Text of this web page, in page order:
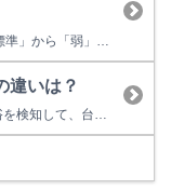
冬期など肌寒く（気流感）を感じる場合は、「標準」から「弱」または「冬期」に切り替えていただくか（図-①）、24時間換気を一時停止してください（図-②）。 24時間換気運転中に他のモード（暖房・乾燥）に設定すると、24時間換気運転が一旦停止し他のモードを優先して運転します。 その後、設定した他のモードが終了すると24時間換気運転に戻ります。 ※写真の操作パネルは代表的なものになります...
違いは？